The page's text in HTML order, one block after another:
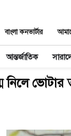
বাংলা কনভার্টার
আন্তর্জাতিক
ভোটার